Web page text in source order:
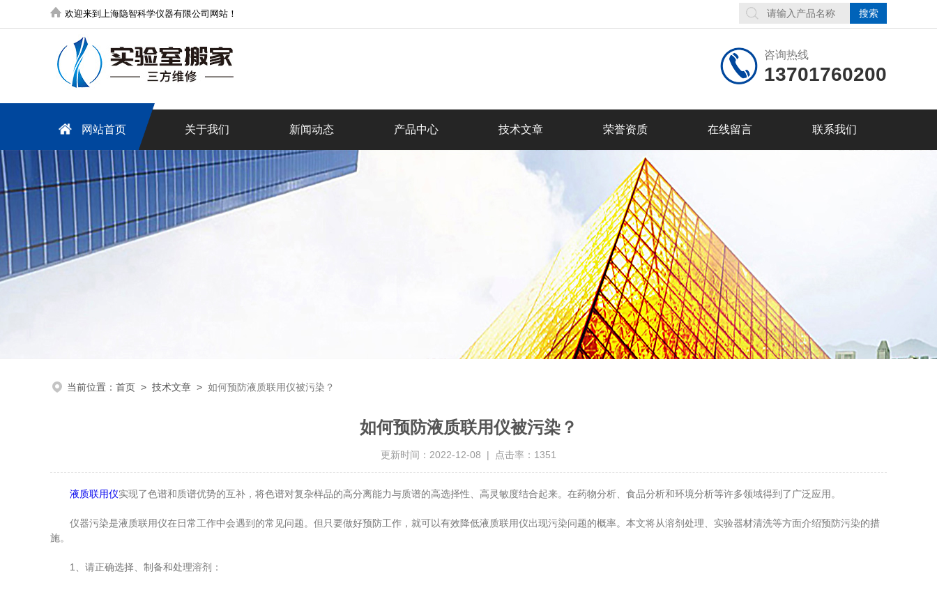
欢迎来到上海隐智科学仪器有限公司网站！
咨询热线
13701760200
网站首页 关于我们 新闻动态 产品中心 技术文章 荣誉资质 在线留言 联系我们
当前位置： 首页 > 技术文章 > 如何预防液质联用仪被污染？
如何预防液质联用仪被污染？
更新时间：2022-12-08 | 点击率：1351
液质联用仪实现了色谱和质谱优势的互补，将色谱对复杂样品的高分离能力与质谱的高选择性、高灵敏度结合起来。在药物分析、食品分析和环境分析等许多领域得到了广泛应用。
仪器污染是液质联用仪在日常工作中会遇到的常见问题。但只要做好预防工作，就可以有效降低液质联用仪出现污染问题的概率。本文将从溶剂处理、实验器材清洗等方面介绍预防污染的措
施。
1、请正确选择、制备和处理溶剂：